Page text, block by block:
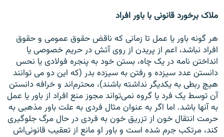
ملاک برخورد قانونی با باور افراد
هر گونه باور یا عمل تا زمانی که ناقض حقوق عمومی و حقوق
افراد نباشد، اعم از پریدن از روی آتش در حریم خصوصی یا
انداختن نامه در یک چاه، بستن خود به پنجره فولادی یا نحس
دانستن عدد سیزده و رفتن به سیزده بدر (که این دو می توانند
هیچ ربطی به یکدیگر نداشته باشند)، محترم‌اند و خرافه دانستن
آن توسط یک فرد یا گروه نمی‌تواند مجوز منع افراد از باور یا عمل
به ‌آنها باشد. اما اگر به عنوان مثال فردی به علت باور مذهبی به
حرمت انتقال خون از تزریق خون به فردی در حال مرگ جلوگیری
کند، مرتکب جرم شده است و باور او مانع از تعقیب قانونی‌اش